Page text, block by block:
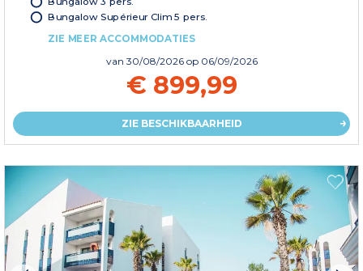
Bungalow Supérieur Clim 5 pers.
ZIE MEER ACCOMMODATIES
van 30/08/2026 op 06/09/2026
€ 899,99
ZIE BESCHIKBAARHEID